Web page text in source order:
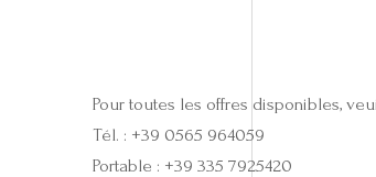
Pour toutes les offres disponibles,
Tél. : +39 0565 964059
Portable : +39 335 7925420